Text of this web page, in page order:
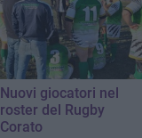
Nuovi giocatori nel
roster del Rugby
Corato